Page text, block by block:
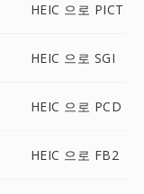
HEIC 으로 PICT
HEIC 으로 SGI
HEIC 으로 PCD
HEIC 으로 FB2